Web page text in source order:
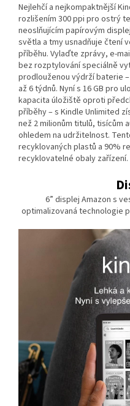
Nejlehčí a nejkompaktnější
rozlišením 300 ppi pro ostrý
neoslňujícím papírovým
světla a tmy usnadňuje čtení
příběhu. Vylaďte zprávy, e-
bez rozptylování speciálně
prodlouženou výdrží baterie
až 6 týdnů. Nyní s 16 GB pro
kapacita úložiště oproti
příběhy – s Kindle Unlimited
než 2 milionům titulů, tisícům
ohledem na udržitelnost.
recyklovaných plastů a 90%
recyklovatelné obaly zařízení.
6” displej Amazon s
optimalizovaná technologie